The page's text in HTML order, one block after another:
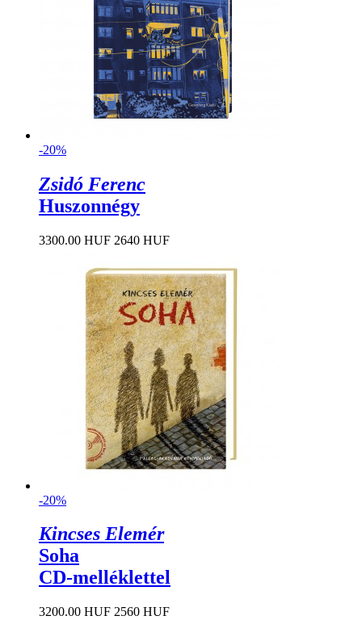
-20%
Zsidó Ferenc
Huszonnégy
3300.00 HUF 2640 HUF
-20%
Kincses Elemér
Soha
CD-melléklettel
3200.00 HUF 2560 HUF